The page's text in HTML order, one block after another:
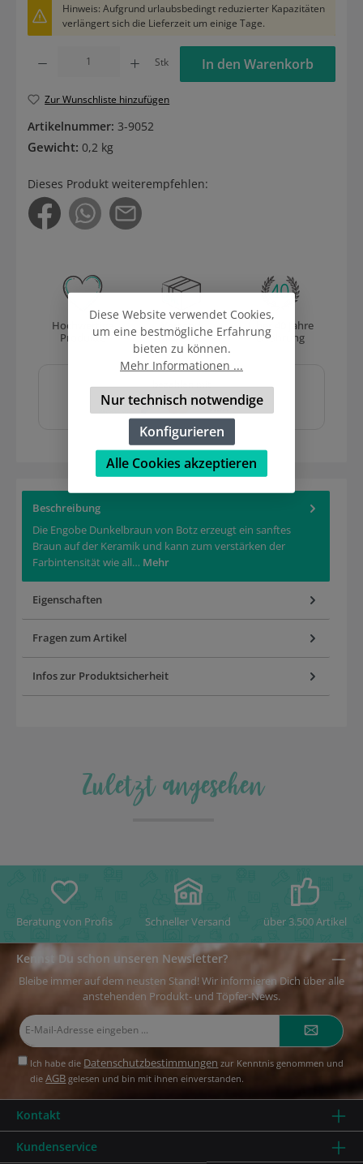
Hinweis: Aufgrund urlaubsbedingt reduzierter Kapazitäten
verlängert sich die Lieferzeit um einige Tage.
Produkt Anzahl: Gib den gewünschten Wert ein oder benutze die Schaltflächen um
Stk In den Warenkorb
Zur Wunschliste hinzufügen
Artikelnummer: 3-9052
Gewicht: 0,2 kg
Dieses Produkt weiterempfehlen:
Hochwertige
Produkte
Versand
mit DHL
Über 40 Jahre
Erfahrung
Sicher und schnell
Beschreibung
Die Engobe Dunkelbraun von Botz erzeugt ein sanftes
Braun auf der Keramik und kann zum verstärken der
Farbintensität wie all… Mehr
Eigenschaften
Fragen zum Artikel
Infos zur Produktsicherheit
Zuletzt angesehen
Beratung von Profis Schneller Versand über 3.500 Artikel
Kennst Du schon unseren Newsletter?
Bleibe immer auf dem neusten Stand! Wir informieren Dich über alle
anstehenden Produkt- und Töpfer-News.
Ich habe die Datenschutzbestimmungen zur Kenntnis genommen und
dieAGB gelesen und bin mit ihnen einverstanden.
Kundenservice
Kontakt
Diese Website verwendet Cookies,
um eine bestmögliche Erfahrung
bieten zu können.
Mehr Informationen ...
Nur technisch notwendige
Konfigurieren
Alle Cookies akzeptieren